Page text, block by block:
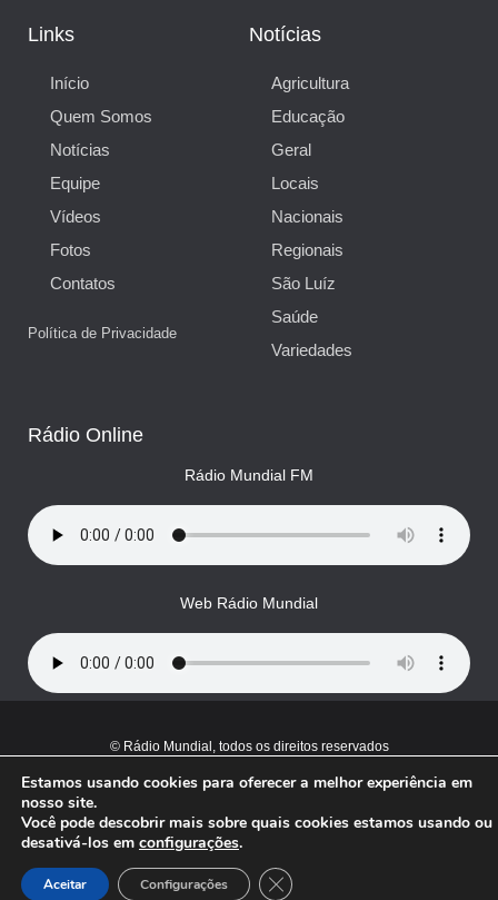
Links
Início
Quem Somos
Notícias
Equipe
Vídeos
Fotos
Contatos
Política de Privacidade
Notícias
Agricultura
Educação
Geral
Locais
Nacionais
Regionais
São Luíz
Saúde
Variedades
Rádio Online
Rádio Mundial FM
Web Rádio Mundial
© Rádio Mundial, todos os direitos reservados
Estamos usando cookies para oferecer a melhor experiência em
nosso site.
Você pode descobrir mais sobre quais cookies estamos usando ou
desativá-los em configurações.
Aceitar Configurações Close GDPR Cookie Banner